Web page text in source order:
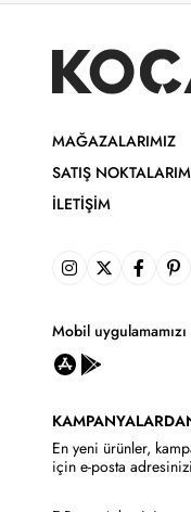
MAĞAZALARIMIZ
SATIŞ
İLETIŞIM
Mobil
En yeni ürünler,
için e-posta